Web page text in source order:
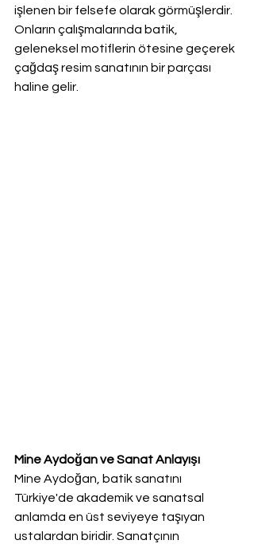
işlenen bir felsefe olarak görmüşlerdir.
Onların çalışmalarında batik,
geleneksel motiflerin ötesine geçerek
çağdaş resim sanatının bir parçası
haline gelir.
Mine Aydoğan ve Sanat Anlayışı
Mine Aydoğan, batik sanatını
Türkiye'de akademik ve sanatsal
anlamda en üst seviyeye taşıyan
ustalardan biridir. Sanatçının